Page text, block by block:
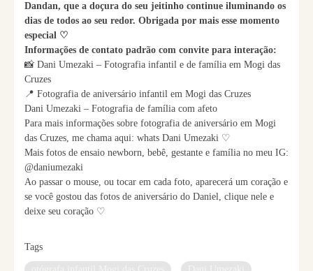
Dandan, que a doçura do seu jeitinho continue iluminando os
dias de todos ao seu redor. Obrigada por mais esse momento
especial ♡
Informações de contato padrão com convite para interação:
📸 Dani Umezaki – Fotografia infantil e de família em Mogi das
Cruzes
📍 Fotografia de aniversário infantil em Mogi das Cruzes
Dani Umezaki – Fotografia de família com afeto
Para mais informações sobre fotografia de aniversário em Mogi
das Cruzes, me chama aqui: whats Dani Umezaki ♡
Mais fotos de ensaio newborn, bebê, gestante e família no meu IG:
@daniumezaki
Ao passar o mouse, ou tocar em cada foto, aparecerá um coração e
se você gostou das fotos de aniversário do Daniel, clique nele e
deixe seu coração ♡
Tags